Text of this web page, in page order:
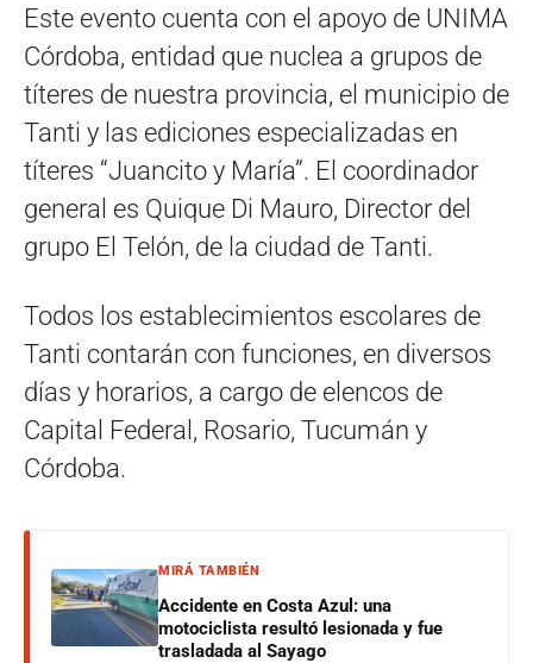
Este evento cuenta con el apoyo de UNIMA
Córdoba, entidad que nuclea a grupos de
títeres de nuestra provincia, el municipio de
Tanti y las ediciones especializadas en
títeres “Juancito y María”. El coordinador
general es Quique Di Mauro, Director del
grupo El Telón, de la ciudad de Tanti.
Todos los establecimientos escolares de
Tanti contarán con funciones, en diversos
días y horarios, a cargo de elencos de
Capital Federal, Rosario, Tucumán y
Córdoba.
MIRÁ TAMBIÉN
Accidente en Costa Azul: una
motociclista resultó lesionada y fue
trasladada al Sayago